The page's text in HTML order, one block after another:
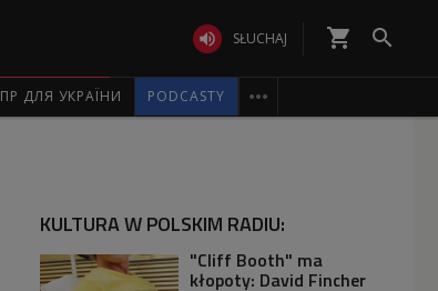
 SŁUCHAJ shopping_cart 
ПР ДЛЯ УКРАЇНИ PODCASTY 
KULTURA W POLSKIM RADIU:
"Cliff Booth" ma
kłopoty: David Fincher